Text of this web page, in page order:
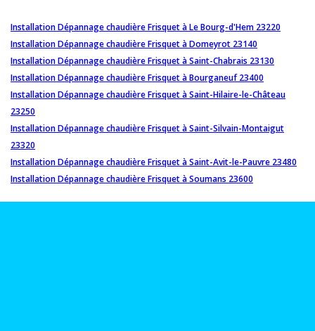
Installation Dépannage chaudière Frisquet à Le Bourg-d'Hem 23220
Installation Dépannage chaudière Frisquet à Domeyrot 23140
Installation Dépannage chaudière Frisquet à Saint-Chabrais 23130
Installation Dépannage chaudière Frisquet à Bourganeuf 23400
Installation Dépannage chaudière Frisquet à Saint-Hilaire-le-Château
23250
Installation Dépannage chaudière Frisquet à Saint-Silvain-Montaigut
23320
Installation Dépannage chaudière Frisquet à Saint-Avit-le-Pauvre 23480
Installation Dépannage chaudière Frisquet à Soumans 23600